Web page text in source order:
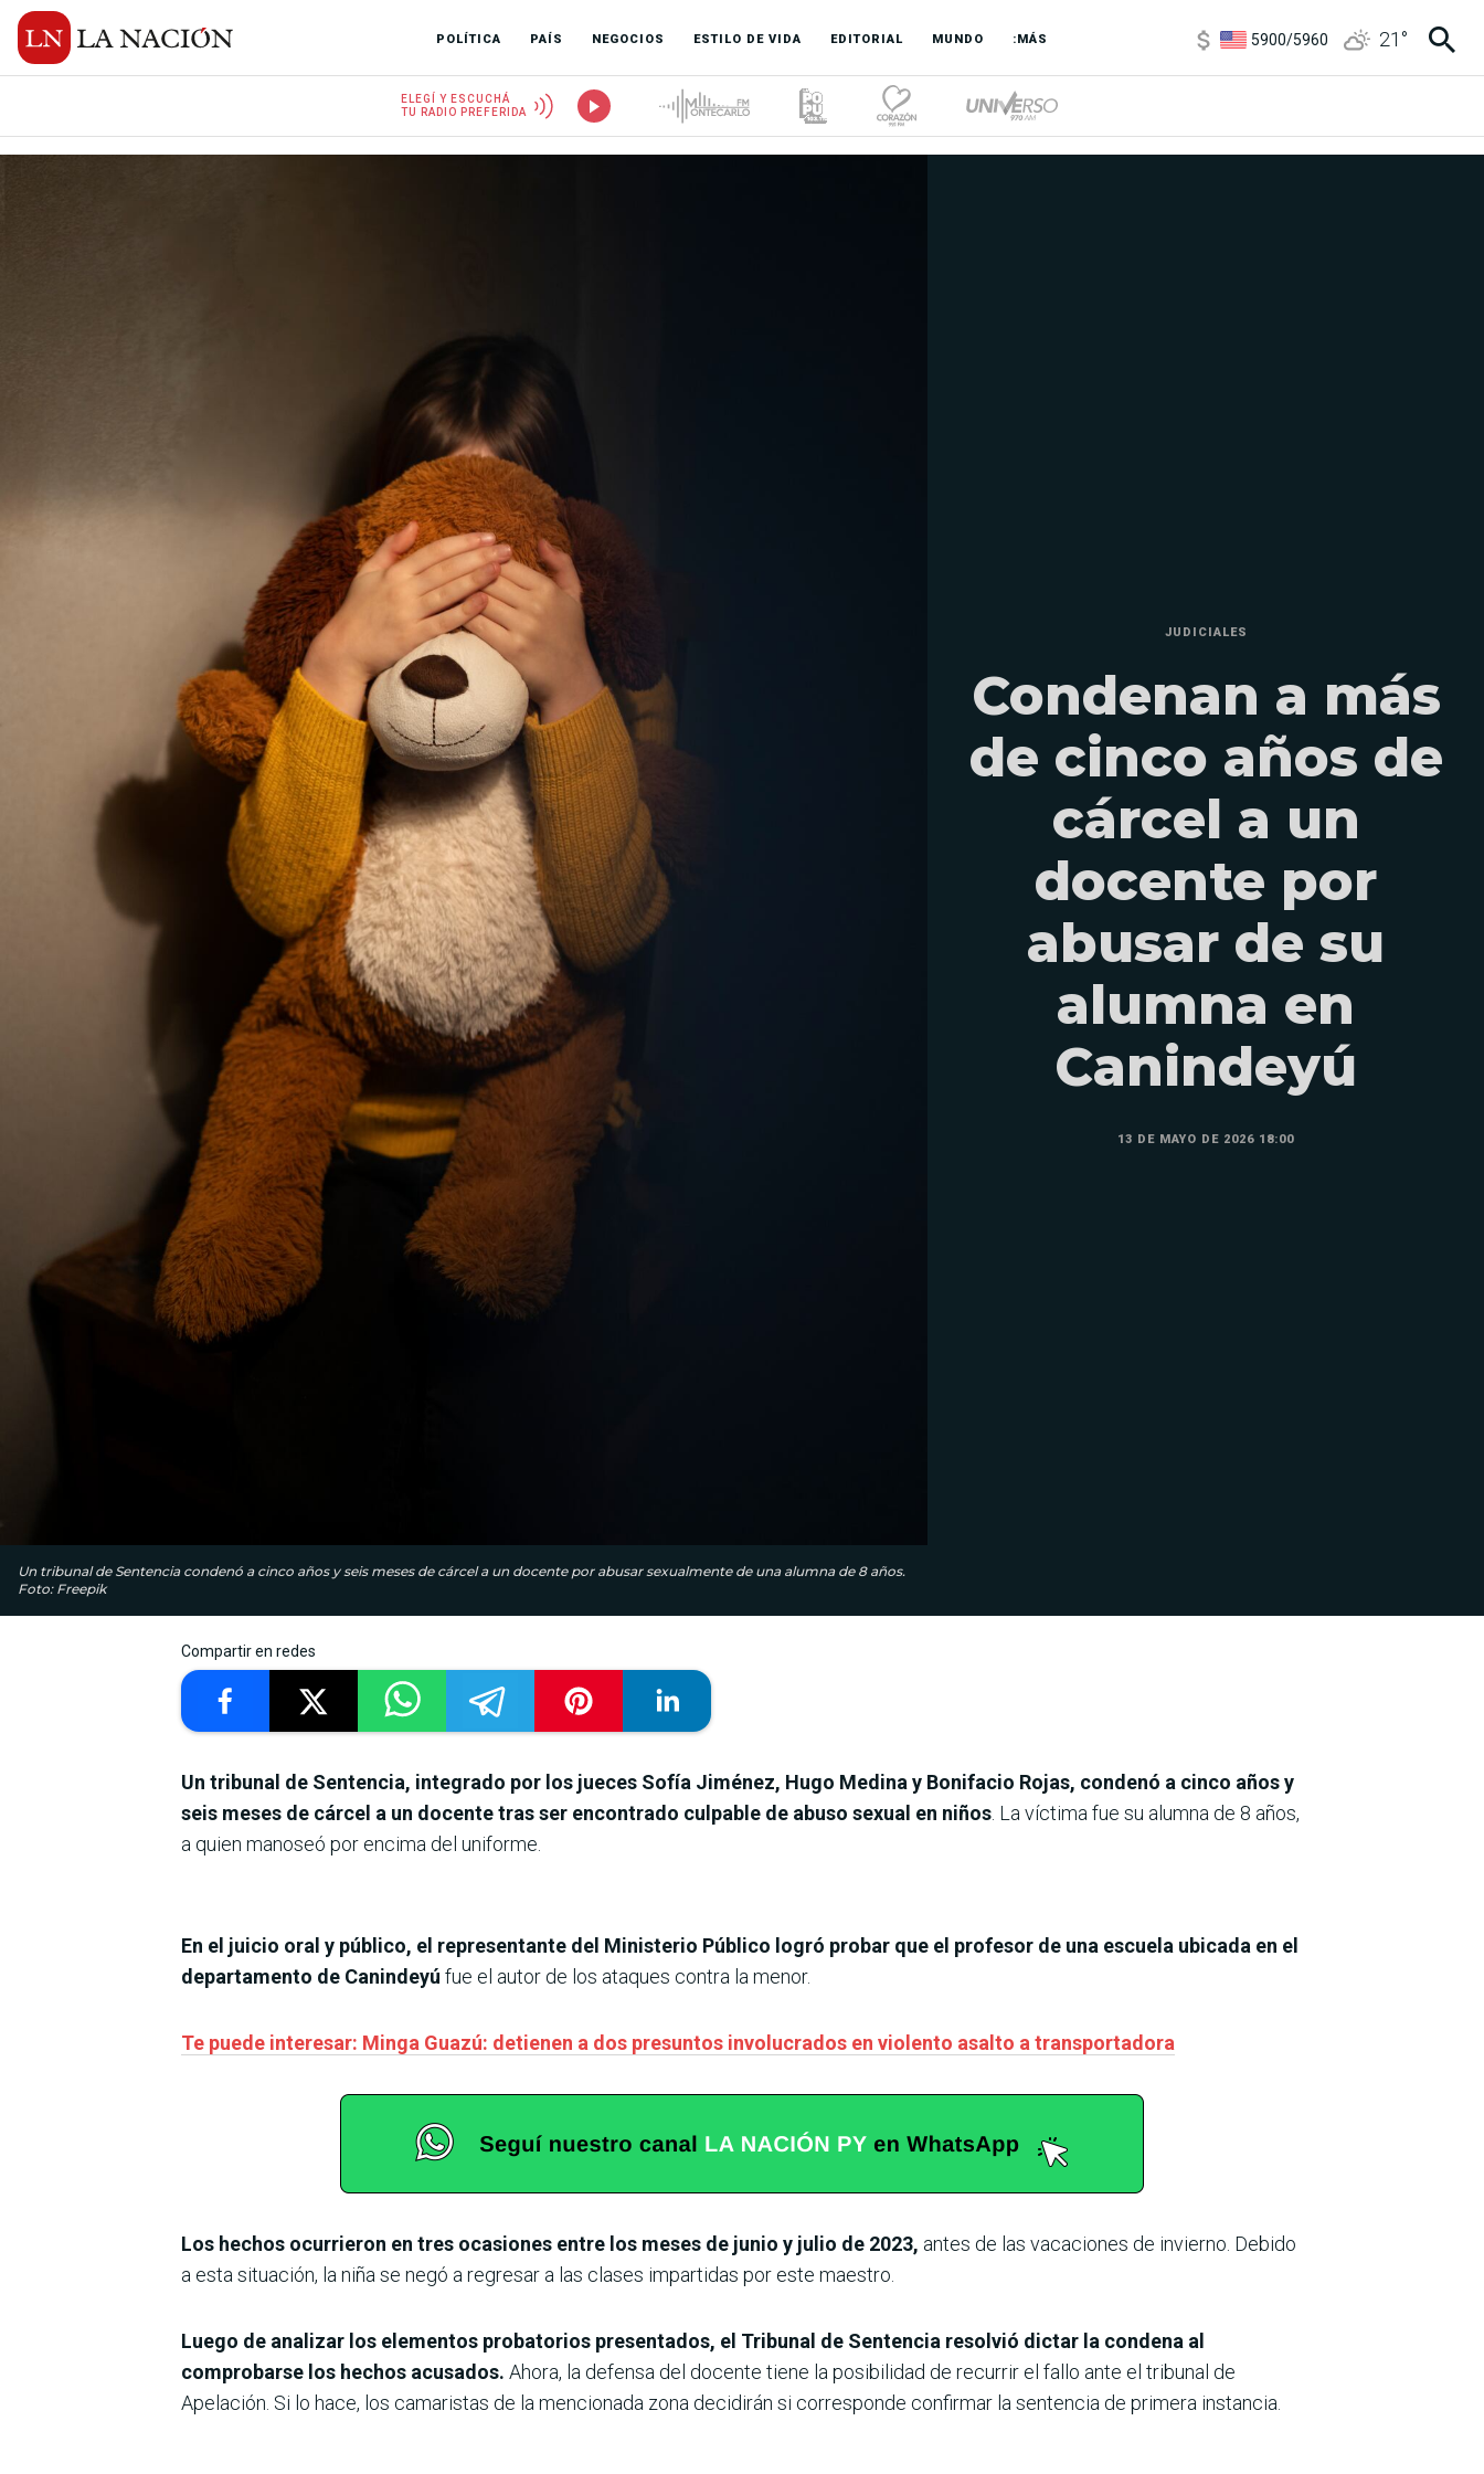
POLÍTICA PAÍS NEGOCIOS ESTILO DE VIDA EDITORIAL MUNDO :MÁS
1100/1160
21 °
ELEGÍ Y ESCUCHÁ
TU RADIO PREFERIDA
Un tribunal de Sentencia condenó a cinco años y seis meses de cárcel a un docente por abusar sexualmente de una alumna de 8 años.
Foto: Freepik
JUDICIALES
Condenan a más
de cinco años de
cárcel a un
docente por
abusar de su
alumna en
Canindeyú
13 DE MAYO DE 2026 18:00
Compartir en redes
Un tribunal de Sentencia, integrado por los jueces Sofía Jiménez, Hugo Medina y Bonifacio Rojas, condenó a cinco años y
seis meses de cárcel a un docente tras ser encontrado culpable de abuso sexual en niños. La víctima fue su alumna de 8 años,
a quien manoseó por encima del uniforme.
En el juicio oral y público, el representante del Ministerio Público logró probar que el profesor de una escuela ubicada en el
departamento de Canindeyú fue el autor de los ataques contra la menor.
Te puede interesar: Minga Guazú: detienen a dos presuntos involucrados en violento asalto a transportadora
Los hechos ocurrieron en tres ocasiones entre los meses de junio y julio de 2023, antes de las vacaciones de invierno. Debido
a esta situación, la niña se negó a regresar a las clases impartidas por este maestro.
Luego de analizar los elementos probatorios presentados, el Tribunal de Sentencia resolvió dictar la condena al
comprobarse los hechos acusados. Ahora, la defensa del docente tiene la posibilidad de recurrir el fallo ante el tribunal de
Apelación. Si lo hace, los camaristas de la mencionada zona decidirán si corresponde confirmar la sentencia de primera instancia.